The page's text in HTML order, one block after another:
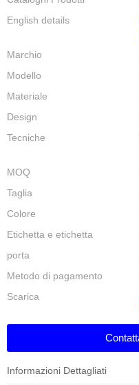
English details
Marchio
Modello
Materiale
Design
Tecniche
MOQ
Taglia
Colore
Etichetta e etichetta
porta
Metodo di pagamento
Scarica
Informazioni Dettagliati